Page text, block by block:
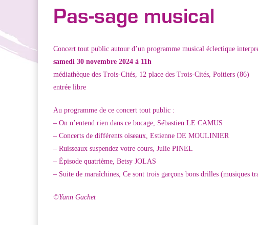
Pas-sage musical
Concert tout public autour d’un programme musical éclectique
samedi 30 novembre 2024 à 11h
médiathèque des Trois-Cités, 12 place des Trois-Cités, Poitiers (86)
entrée libre
Au programme de ce concert tout public :
– On n’entend rien dans ce bocage, Sébastien LE CAMUS
– Concerts de différents oiseaux, Estienne DE MOULINIER
– Ruisseaux suspendez votre cours, Julie PINEL
– Épisode quatrième, Betsy JOLAS
– Suite de maraîchines, Ce sont trois garçons bons drilles (musiques
©Yann Gachet